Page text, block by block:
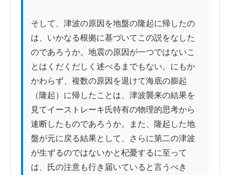
そして、津波の原因を地盤の隆起に帰したの
は、いかなる根拠に基づいてこの説をなした
のであろうか。地震の原因が一つではないこ
とはくだくだしく述べるまでもない。にもか
かわらず、複数の原因を退けて海底の膨起
（隆起）に帰したことは、津波襲来の結果を
見てイーストレーキ氏特有の物理的思考から
速断したものであろうか。また、隆起した地
盤が元に戻る結果として、さらに第二の津波
が生ずるのではないかと杞憂するに至って
は、氏の注意も行き届いていると言うべき